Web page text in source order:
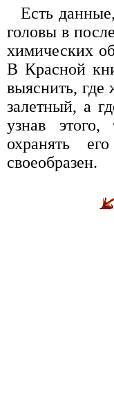
Есть
головы в
химических
В Красной
выяснить, где
залетный, а
узнав
охранять
своеобразен.